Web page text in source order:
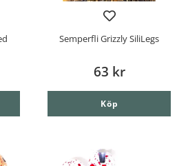
Semperfli Grizzly SiliLegs
63 kr
Köp